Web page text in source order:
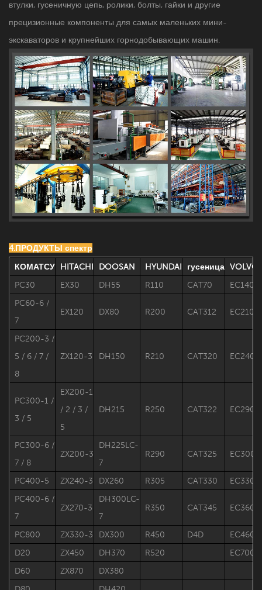
втулки, гусеничную цепь, ролики, болты, гайки и другие
прецизионные компоненты для самых маленьких мини-
экскаваторов и крупнейших горнодобывающих машин.
4.ПРОДУКТЫ спектр
КОМАТСУ
HITACHI DOOSAN HYUNDAI гусеница VOLVO
PC30
EX30 DH55 R110 CAT70
EC140
PC60-6 /
7
EX120 DX80 R200 CAT312 EC210
PC200-3 /
5 / 6 / 7 /
8
ZX120-3 DH150 R210 CAT320 EC240
PC300-1 /
3 / 5
EX200-1
/ 2 / 3 /
5
DH215 R250 CAT322 EC290
PC300-6 /
7 / 8
ZX200-3
DH225LC-
7
R290 CAT325 EC300
PC400-5 ZX240-3 DX260 R305 CAT330
EC330
PC400-6 /
7
ZX270-3
DH300LC-
7
R350 CAT345 EC360
PC800 ZX330-3 DX300 R450 D4D
EC460
D20
ZX450 DH370 R520
EC700
D60
ZX870
DX380